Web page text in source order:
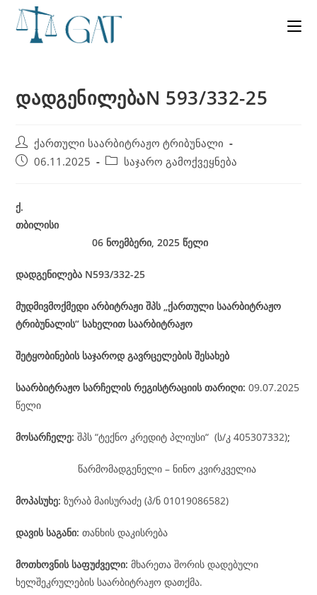
Skip
content
დადგენილებაN 593/332-25
Post
author:
ქართული საარბიტრაჟო ტრიბუნალი
Post06.11.2025
Postსაჯარო გამოქვეყნება
ქ.
თბილისი
06 ნოემბერი, 2025 წელი
დადგენილება N593/332-25
მუდმივმოქმედი არბიტრაჟი შპს „ქართული საარბიტრაჟო
ტრიბუნალის“ სახელით საარბიტრაჟო
შეტყობინების საჯაროდ გავრცელების შესახებ
საარბიტრაჟო სარჩელის რეგისტრაციის თარიღი:09.07.2025
წელი
მოსარჩელე:შპს “ტექნო კრედიტ პლიუსი“ (ს/კ 405307332);
წარმომადგენელი – ნინო კვირკველია
მოპასუხე:ზურაბ მაისურაძე (პ/ნ 01019086582)
დავის საგანი:თანხის დაკისრება
მოთხოვნის საფუძველი: მხარეთა შორის დადებული
ხელშეკრულების საარბიტრაჟო დათქმა.